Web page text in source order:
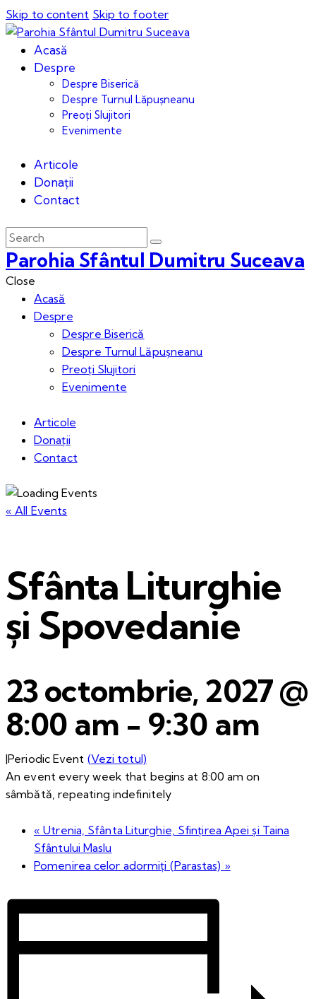
Skip to content Skip to footer
Acasă
Despre
Despre Biserică
Despre Turnul Lăpușneanu
Preoți Slujitori
Evenimente
Articole
Donații
Contact
Parohia Sfântul Dumitru Suceava
Close
Acasă
Despre
Despre Biserică
Despre Turnul Lăpușneanu
Preoți Slujitori
Evenimente
Articole
Donații
Contact
« All Events
Sfânta Liturghie
și Spovedanie
23 octombrie, 2027 @
8:00 am - 9:30 am
|Periodic Event (Vezi totul)
An event every week that begins at 8:00 am on
sâmbătă, repeating indefinitely
« Utrenia, Sfânta Liturghie, Sfințirea Apei și Taina
Sfântului Maslu
Pomenirea celor adormiți (Parastas) »